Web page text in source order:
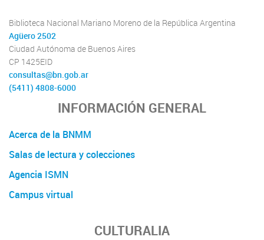
Biblioteca Nacional Mariano Moreno de la República Argentina
Agüero 2502
Ciudad Autónoma de Buenos Aires
CP 1425EID
consultas@bn.gob.ar
(5411) 4808-6000
INFORMACIÓN GENERAL
Acerca de la BNMM
Salas de lectura y colecciones
Agencia ISMN
Campus virtual
CULTURALIA